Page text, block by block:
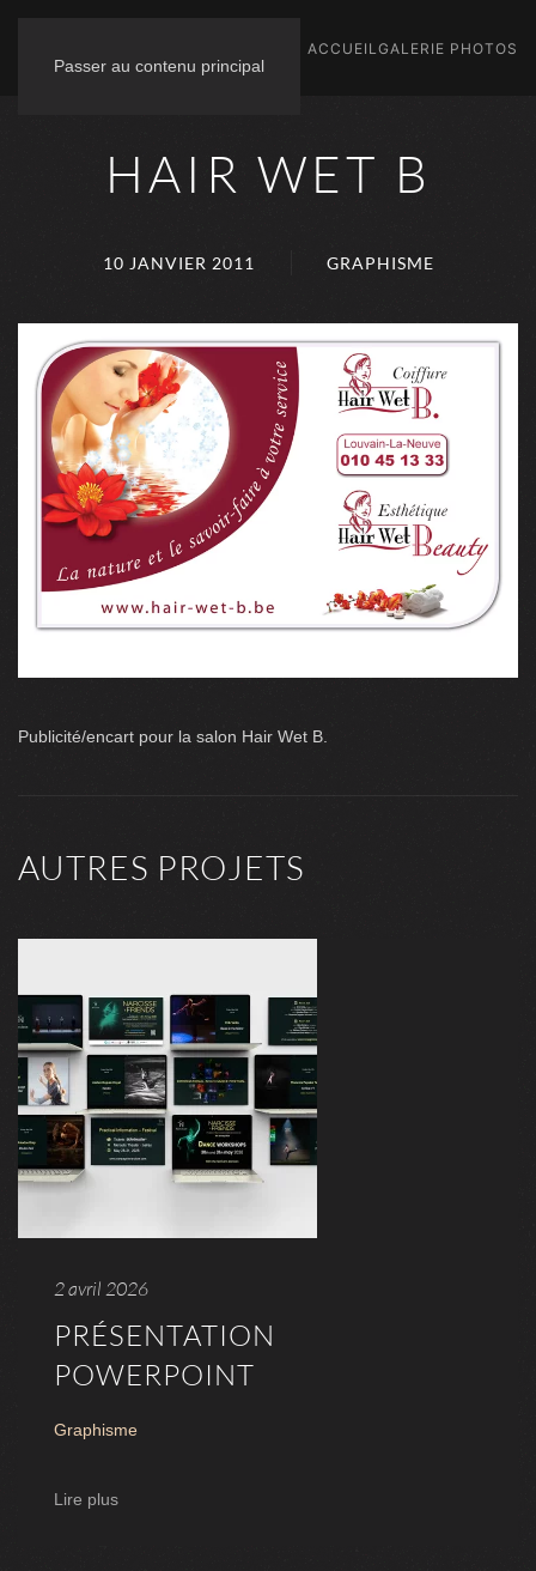
Passer au contenu principal
ACCUEIL GALERIE PHOTOS
HAIR WET B
10 JANVIER 2011 GRAPHISME
Publicité/encart pour la salon Hair Wet B.
AUTRES PROJETS
2 avril 2026
PRÉSENTATION
POWERPOINT
Graphisme
Lire plus